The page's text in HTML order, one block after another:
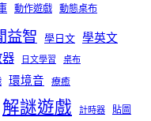
動作遊戲 動態桌布
益智 學日文 學英文
器 日文學習 桌布
環境音 療癒
解謎遊戲 計時器
貼圖